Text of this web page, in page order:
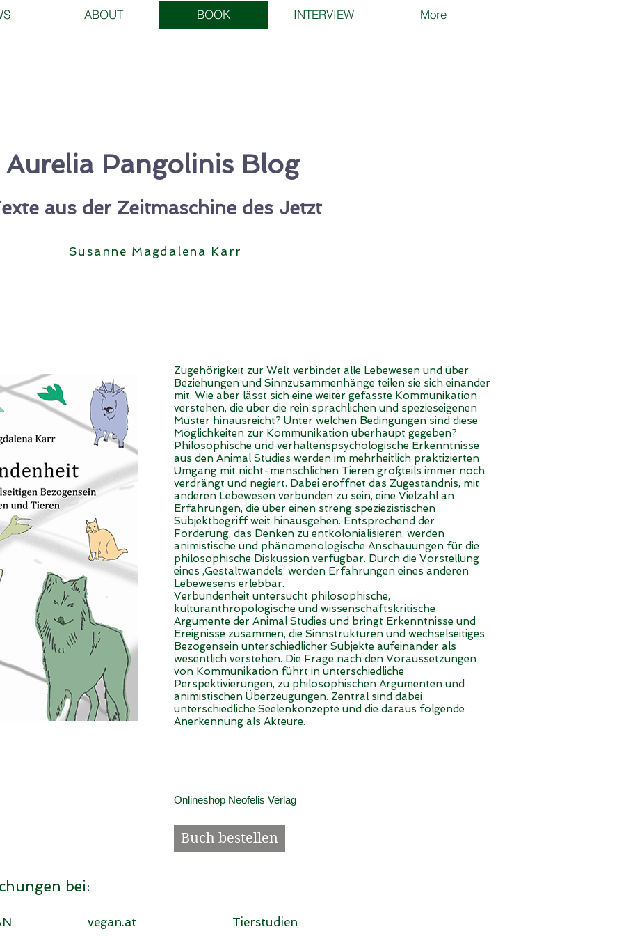
Aurelia Pangolinis Blog
aus der Zeitmaschine des Jetzt
Susanne Magdalena Karr
ABOUT BOOK INTERVIEW More
Zugehörigkeit zur Welt verbindet alle Lebewesen und über
Beziehungen und Sinnzusammenhänge teilen sie sich einander
mit. Wie aber lässt sich eine weiter gefasste Kommunikation
verstehen, die über die rein sprachlichen und spezieseigenen
Muster hinausreicht? Unter welchen Bedingungen sind diese
Möglichkeiten zur Kommunikation überhaupt gegeben?
Philosophische und verhaltenspsychologische Erkenntnisse
aus den Animal Studies werden im mehrheitlich praktizierten
Umgang mit nicht-menschlichen Tieren großteils immer noch
verdrängt und negiert. Dabei eröffnet das Zugeständnis, mit
anderen Lebewesen verbunden zu sein, eine Vielzahl an
Erfahrungen, die über einen streng speziezistischen
Subjektbegriff weit hinausgehen. Entsprechend der
Forderung, das Denken zu entkolonialisieren, werden
animistische und phänomenologische Anschauungen für die
philosophische Diskussion verfügbar. Durch die Vorstellung
eines ‚Gestaltwandels‘ werden Erfahrungen eines anderen
Lebewesens erlebbar.
Verbundenheit untersucht philosophische,
kulturanthropologische und wissenschaftskritische
Argumente der Animal Studies und bringt Erkenntnisse und
Ereignisse zusammen, die Sinnstrukturen und wechselseitiges
Bezogensein unterschiedlicher Subjekte aufeinander als
wesentlich verstehen. Die Frage nach den Voraussetzungen
von Kommunikation führt in unterschiedliche
Perspektivierungen, zu philosophischen Argumenten und
animistischen Überzeugungen. Zentral sind dabei
unterschiedliche Seelenkonzepte und die daraus folgende
Anerkennung als Akteure.
Onlineshop Neofelis Verlag
Buch bestellen
bei:
vegan.at Tierstudien